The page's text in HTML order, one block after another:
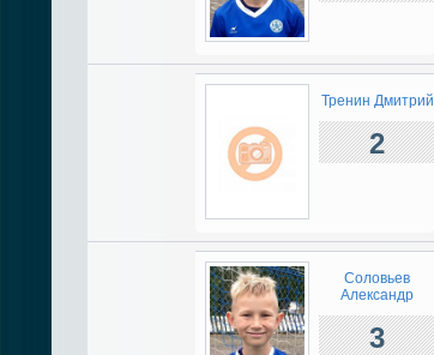
Тренин Дмитрий
2
Соловьев
Александр
3